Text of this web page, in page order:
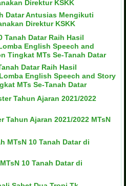
Datar Antusias Mengikuti
Direktur KSKK
Datar Raih Hasil
English Speech and Story
MTs Se-Tanah Datar
Tahun Ajaran 2021/2022 MTsN
10 Tanah Datar di